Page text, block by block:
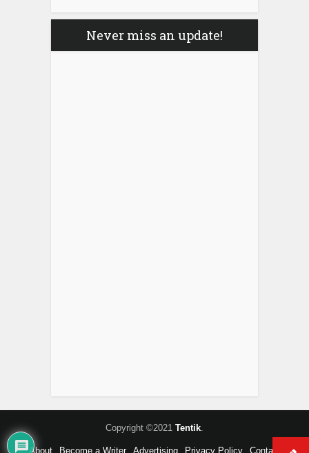
Never miss an update!
Copyright ©2021 Tentik
About Become a Writer Advertising Privacy Policy Contact